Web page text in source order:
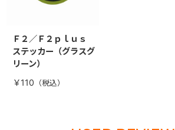
Ｆ２／Ｆ２ｐｌｕｓ
ステッカー（グラスグ
リーン）
￥110